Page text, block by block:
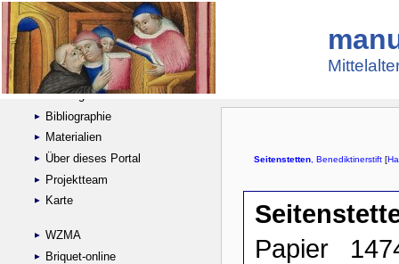
Suche
Handschriftensammlungen
Digitalisierte Handschriften
Kataloge
Bibliographie
Materialien
Über dieses Portal
Projektteam
Karte
WZMA
Briquet-online